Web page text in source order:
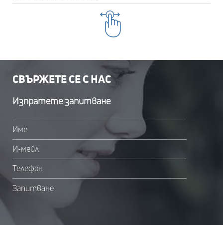
СВЪРЖЕТЕ СЕ С НАС
Изпратете запитване
Име
И-мейл
Телефон
Запитване